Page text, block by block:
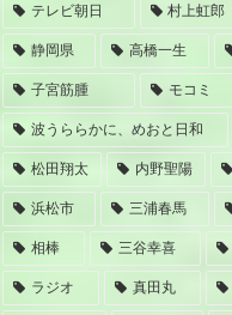
テレビ朝日 村上虹郎
静岡県 高橋一生
子宮筋腫 モコミ
波うららかに、めおと日和
松田翔太 内野聖陽
浜松市 三浦春馬
相棒 三谷幸喜
ラジオ 真田丸